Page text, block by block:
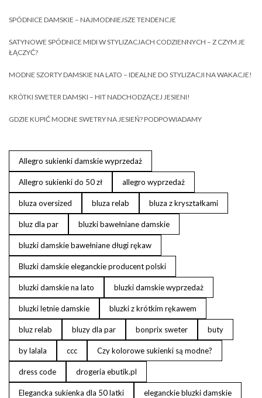
SPÓDNICE DAMSKIE – NAJMODNIEJSZE TENDENCJE
SATYNOWE SPÓDNICE MIDI W STYLIZACJACH CODZIENNYCH – Z CZYM JE
ŁĄCZYĆ?
MODNE SZORTY DAMSKIE NA LATO – IDEALNE DO STYLIZACJI NA WAKACJE!
KRÓTKI SWETER DAMSKI – HIT NADCHODZĄCEJ JESIENI!
GDZIE KUPIĆ MODNE SWETRY NA JESIEŃ? PODPOWIADAMY
Allegro sukienki damskie wyprzedaż
Allegro sukienki do 50 zł allegro wyprzedaż
bluza oversized bluza relab bluza z kryształkami
bluz dla par bluzki bawełniane damskie
bluzki damskie bawełniane długi rękaw
Bluzki damskie eleganckie producent polski
bluzki damskie na lato bluzki damskie wyprzedaż
bluzki letnie damskie bluzki z krótkim rękawem
bluz relab bluzy dla par bonprix sweter buty
by lalala ccc Czy kolorowe sukienki są modne?
dress code drogeria ebutik.pl
Elegancka sukienka dla 50 latki eleganckie bluzki damskie